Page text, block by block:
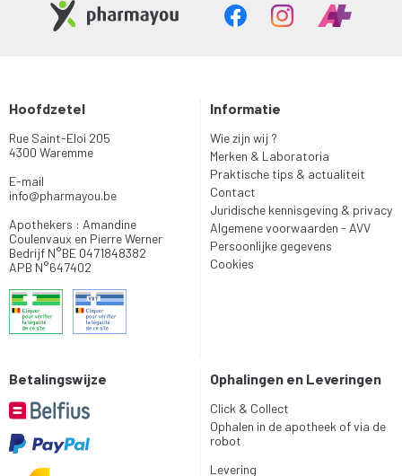
Hoofdzetel
Rue Saint-Eloi 205
4300 Waremme
E-mail
info@pharmayou.be
Apothekers : Amandine
Coulenvaux en Pierre Werner
Bedrijf N°BE 0471848382
APB N°647402
Informatie
Wie zijn wij ?
Merken & Laboratoria
Praktische tips & actualiteit
Contact
Juridische kennisgeving & privacy
Algemene voorwaarden - AVV
Persoonlijke gegevens
Cookies
Betalingswijze Ophalingen en Leveringen
Click & Collect
Ophalen in de apotheek of via de
robot
Levering